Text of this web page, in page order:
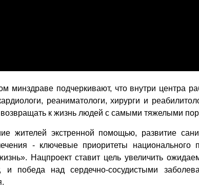
минздраве подчеркивают, что внутри центра
реаниматологи, хирурги и
возвращать к жизнь людей с самыми тяжелыми
жителей экстренной помощью, развитие
- ключевые приоритеты национального
Нацпроект ставит цель увеличить
и победа над сердечно-сосудистыми